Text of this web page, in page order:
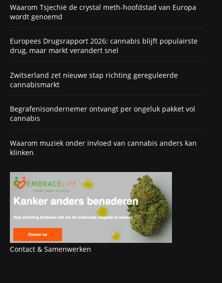
Waarom Tsjechië de crystal meth-hoofdstad van Europa
wordt genoemd
Europees Drugsrapport 2026: cannabis blijft populairste
drug, maar markt verandert snel
Zwitserland zet nieuwe stap richting gereguleerde
cannabismarkt
Begrafenisondernemer ontvangt per ongeluk pakket vol
cannabis
Waarom muziek onder invloed van cannabis anders kan
klinken
Contact & Samenwerken